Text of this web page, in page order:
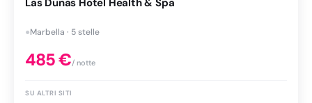
Las Dunas Hotel Health & Spa
●Marbella · 5 stelle
485€/ notte
SU ALTRI SITI